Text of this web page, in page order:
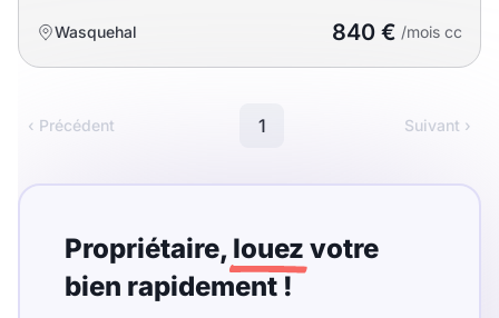
T2 T3 T4 T5
T6 T7
Wasquehal 840 € /mois cc
‹ Précédent 1 Suivant ›
Propriétaire, louez votre
bien rapidement !